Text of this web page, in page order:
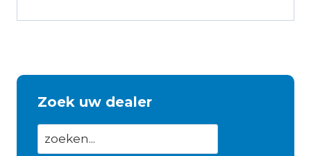
Zoek uw dealer